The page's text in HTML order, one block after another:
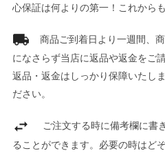
心保証は何よりの第一！これから
商品ご到着日より一週間、
になさらず当店に返品や返金をご
返品・返金はしっかり保障いたし
ださい。
ご注文する時に備考欄に書
ることができます。必要の時はど